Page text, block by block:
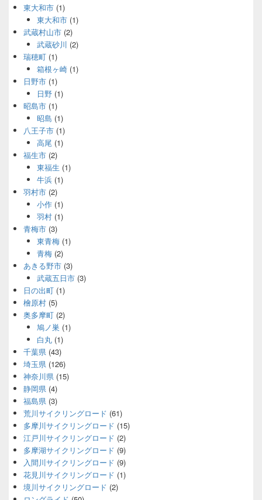
東大和市 (1)
東大和市(1)
武蔵村山市 (2)
武蔵砂川 (2)
瑞穂町 (1)
箱根ヶ崎(1)
日野市 (1)
日野(1)
昭島市 (1)
昭島 (1)
八王子市 (1)
高尾 (1)
福生市 (2)
東福生 (1)
牛浜(1)
羽村市 (2)
小作(1)
羽村(1)
青梅市 (3)
東青梅(1)
青梅(2)
あきる野市 (3)
武蔵五日市(3)
日の出町 (1)
檜原村 (5)
奥多摩町 (2)
鳩ノ巣 (1)
白丸(1)
千葉県 (43)
埼玉県 (126)
神奈川県 (15)
静岡県 (4)
福島県 (3)
荒川サイクリングロード (61)
多摩川サイクリングロード (15)
江戸川サイクリングロード (2)
多摩湖サイクリングロード (9)
入間川サイクリングロード (9)
花見川サイクリングロード (1)
境川サイクリングロード (2)